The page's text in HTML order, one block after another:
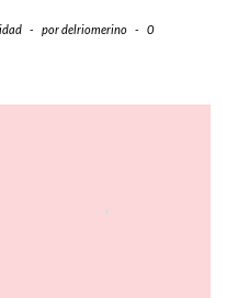
- pordelriomerino -
0